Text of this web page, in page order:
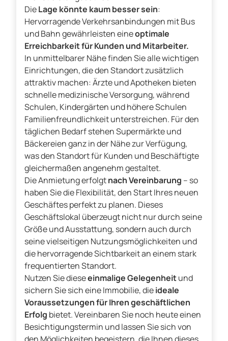
DieLage könnte kaum besser sein:
Hervorragende Verkehrsanbindungen mit Bus
und Bahn gewährleisten eineoptimale
Erreichbarkeit für Kunden und Mitarbeiter.
In unmittelbarer Nähe finden Sie alle wichtigen
Einrichtungen, die den Standort zusätzlich
attraktiv machen: Ärzte und Apotheken bieten
schnelle medizinische Versorgung, während
Schulen, Kindergärten und höhere Schulen
Familienfreundlichkeit unterstreichen. Für den
täglichen Bedarf stehen Supermärkte und
Bäckereien ganz in der Nähe zur Verfügung,
was den Standort für Kunden und Beschäftigte
gleichermaßen angenehm gestaltet.
Die Anmietung erfolgtnach Vereinbarung – so
haben Sie die Flexibilität, den Start Ihres neuen
Geschäftes perfekt zu planen. Dieses
Geschäftslokal überzeugt nicht nur durch seine
Größe und Ausstattung, sondern auch durch
seine vielseitigen Nutzungsmöglichkeiten und
die hervorragende Sichtbarkeit an einem stark
frequentierten Standort.
Nutzen Sie dieseeinmalige Gelegenheitund
sichern Sie sich eine Immobilie, dieideale
Voraussetzungen für Ihren geschäftlichen
Erfolg bietet. Vereinbaren Sie noch heute einen
Besichtigungstermin und lassen Sie sich von